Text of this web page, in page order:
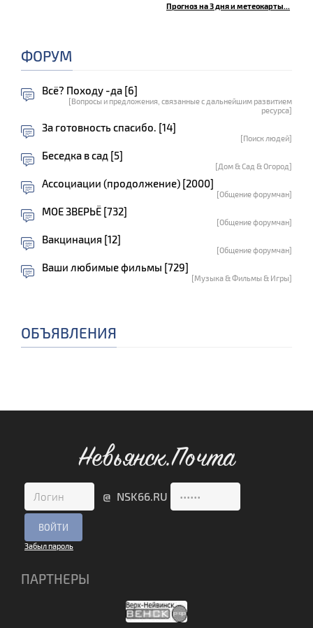
Прогноз на 3 дня и метеокарты...
ФОРУМ
Всё? Походу -да [6]
[Вопросы и предложения, связанные с дальнейшим развитием
ресурса]
За готовность спасибо. [14]
[Поиск людей]
Беседка в сад [5]
[Дом & Сад & Огород]
Ассоциации (продолжение) [2000]
[Общение форумчан]
МОЕ ЗВЕРЬЁ [732]
[Общение форумчан]
Вакцинация [12]
[Общение форумчан]
Ваши любимые фильмы [729]
[Музыка & Фильмы & Игры]
ОБЪЯВЛЕНИЯ
Невьянск.Почта
@ NSK66.RU
Забыл пароль
ПАРТНЕРЫ